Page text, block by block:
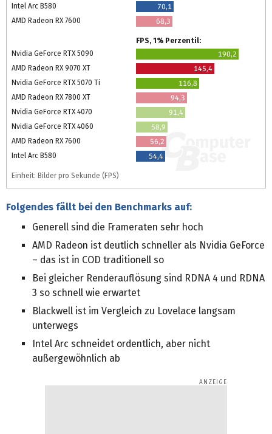
Intel Arc B580
70,1
AMD Radeon RX 7600
68,3
FPS, 1% Perzentil:
Nvidia GeForce RTX 5090
190,2
AMD Radeon RX 9070 XT
145,4
Nvidia GeForce RTX 5070 Ti
116,8
AMD Radeon RX 7800 XT
94,3
Nvidia GeForce RTX 4070
91,4
Nvidia GeForce RTX 4060
58,9
AMD Radeon RX 7600
56,2
Intel Arc B580
54,4
Einheit: Bilder pro Sekunde (FPS)
Folgendes fällt bei den Benchmarks auf:
Generell sind die Frameraten sehr hoch
AMD Radeon ist deutlich schneller als Nvidia GeForce
– das ist in COD traditionell so
Bei gleicher Renderauflösung sind RDNA 4 und RDNA
3 so schnell wie erwartet
Blackwell ist im Vergleich zu Lovelace langsam
unterwegs
Intel Arc schneidet ordentlich, aber nicht
außergewöhnlich ab